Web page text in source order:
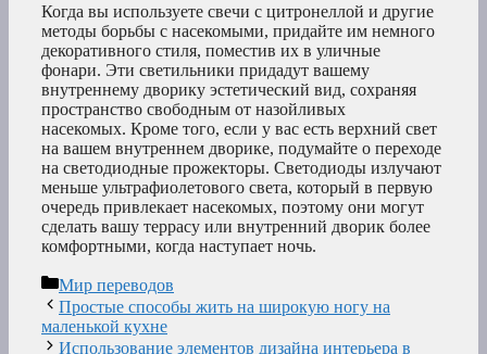
Когда вы используете свечи с цитронеллой и другие
методы борьбы с насекомыми, придайте им немного
декоративного стиля, поместив их в уличные
фонари. Эти светильники придадут вашему
внутреннему дворику эстетический вид, сохраняя
пространство свободным от назойливых
насекомых. Кроме того, если у вас есть верхний свет
на вашем внутреннем дворике, подумайте о переходе
на светодиодные прожекторы. Светодиоды излучают
меньше ультрафиолетового света, который в первую
очередь привлекает насекомых, поэтому они могут
сделать вашу террасу или внутренний дворик более
комфортными, когда наступает ночь.
Рубрики
Мир переводов
Простые способы жить на широкую ногу на
маленькой кухне
Использование элементов дизайна интерьера в